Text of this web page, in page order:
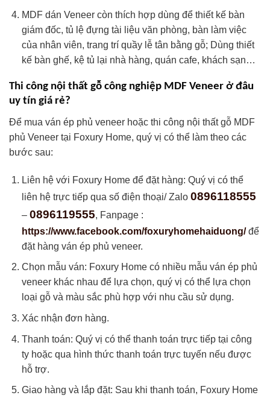
MDF dán Veneer còn thích hợp dùng để thiết kế bàn
giám đốc, tủ lệ đựng tài liệu văn phòng, bàn làm việc
của nhân viên, trang trí quầy lễ tân bằng gỗ; Dùng thiết
kế bàn ghế, kệ tủ lại nhà hàng, quán cafe, khách sạn…
Thi công nội thất gỗ công nghiệp MDF Veneer ở đâu
uy tín giá rẻ?
Để mua ván ép phủ veneer hoặc thi công nội thất gỗ MDF
phủ Veneer tại Foxury Home, quý vị có thể làm theo các
bước sau:
Liên hệ với Foxury Home để đặt hàng: Quý vị có thể
liên hệ trực tiếp qua số điện thoại/ Zalo 0896118555
– 0896119555, Fanpage :
https://www.facebook.com/foxuryhomehaiduong/để
đặt hàng ván ép phủ veneer.
Chọn mẫu ván: Foxury Home có nhiều mẫu ván ép phủ
veneer khác nhau để lựa chọn, quý vị có thể lựa chọn
loại gỗ và màu sắc phù hợp với nhu cầu sử dụng.
Xác nhận đơn hàng.
Thanh toán: Quý vị có thể thanh toán trực tiếp tại công
ty hoặc qua hình thức thanh toán trực tuyến nếu được
hỗ trợ.
Giao hàng và lắp đặt: Sau khi thanh toán, Foxury Home